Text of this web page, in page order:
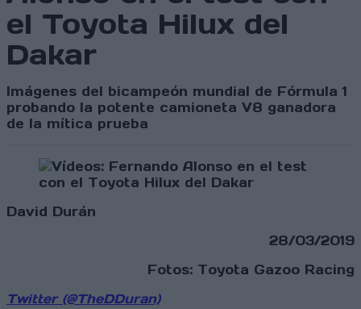
el Toyota Hilux del
Dakar
Imágenes del bicampeón mundial de Fórmula 1
probando la potente camioneta V8 ganadora
de la mítica prueba
David Durán
28/03/2019
Fotos: Toyota Gazoo Racing
Twitter (@TheDDuran)